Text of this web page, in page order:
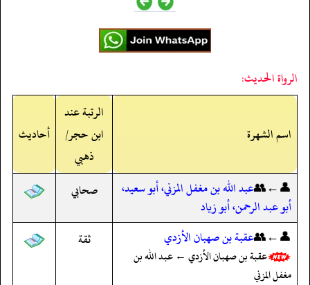
الرواة الحديث:
اسم الشهرة
الرتبة عند
ابن حجر/
ذهبي
أحاديث
👤←👥عبد الله بن مغفل المزني، أبو سعيد،
أبو عبد الرحمن، أبو زياد
صحابي
👤←👥عقبة بن صهبان الأزدي
عقبة بن صهبان الأزدي ← عبد الله بن
مغفل المزني
ثقة